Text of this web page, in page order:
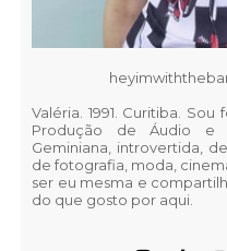
Valéria. 1991. Curitiba.
Produção de Áudio e
Geminiana, introvertida,
de fotografia, moda,
ser eu mesma e
do que gosto por aqui.